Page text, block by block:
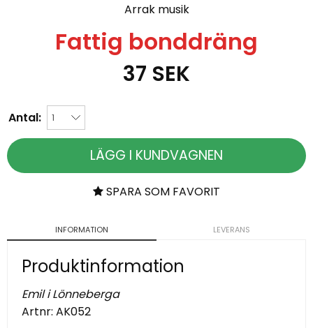
Arrak musik
Fattig bonddräng
37 SEK
Antal:
LÄGG I KUNDVAGNEN
SPARA SOM FAVORIT
INFORMATION LEVERANS
Produktinformation
Emil i Lönneberga
Artnr: AK052